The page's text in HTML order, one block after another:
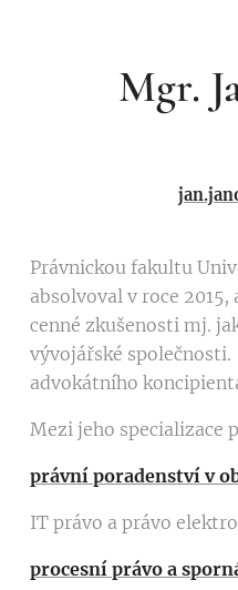
Mgr.
Právnickou fakultu
absolvoval v roce
cenné zkušenosti mj.
vývojářské
advokátního
Mezi jeho specializace
právní poradenství v
IT právo a právo
procesní právo a